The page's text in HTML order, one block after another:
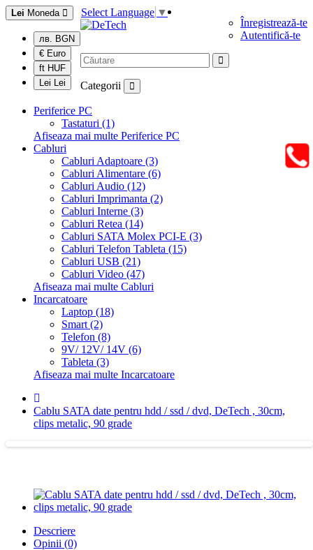
Lei Moneda
лв. BGN
€ Euro
ft HUF
Lei Lei
Select Language ▼
Înregistrează-te
Autentifică-te
Categorii
Periferice PC
Tastaturi (1)
Afiseaza mai multe Periferice PC
Cabluri
Cabluri Adaptoare (3)
Cabluri Alimentare (6)
Cabluri Audio (12)
Cabluri Imprimanta (2)
Cabluri Interne (3)
Cabluri Retea (14)
Cabluri SATA Molex PCI-E (3)
Cabluri Telefon Tableta (15)
Cabluri USB (21)
Cabluri Video (47)
Afiseaza mai multe Cabluri
Incarcatoare
Laptop (18)
Smart (2)
Telefon (8)
9V/ 12V/ 14V (6)
Tableta (3)
Afiseaza mai multe Incarcatoare
Cablu SATA date pentru hdd / ssd / dvd, DeTech , 30cm,
clips metalic, 90 grade
Descriere
Opinii (0)